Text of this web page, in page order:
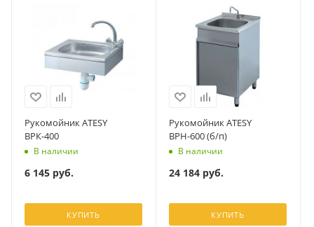
Рукомойник ATESY
ВРК-400
В наличии
6 145 руб.
КУПИТЬ
Рукомойник ATESY
ВРН-600 (б/п)
В наличии
24 184 руб.
КУПИТЬ